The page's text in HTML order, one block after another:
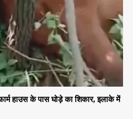
हाउस के पास घोड़े का शिकार, इलाके में